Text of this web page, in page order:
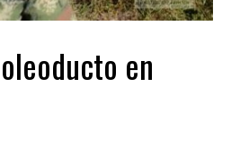
en